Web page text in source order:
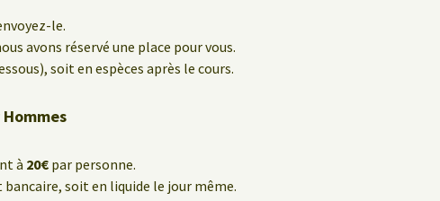
le.
avons réservé une place pour vous.
soit en espèces après le cours.
à 20€ par personne.
bancaire, soit en liquide le jour même.